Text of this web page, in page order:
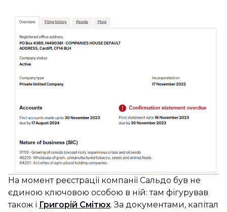
На момент реєстрації компанії Сальдо був не
єдиною ключовою особою в ній: там фігурував
також і Григорій Смітюх. За документами, капітал